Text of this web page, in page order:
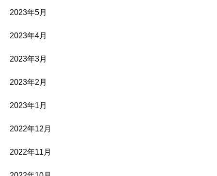
2023年5月
2023年4月
2023年3月
2023年2月
2023年1月
2022年12月
2022年11月